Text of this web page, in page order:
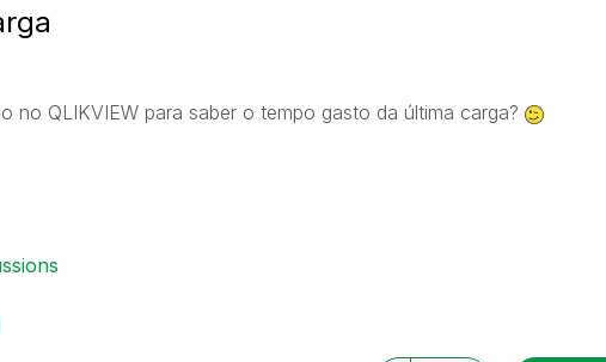
no QLIKVIEW para saber o tempo gasto da última carga?